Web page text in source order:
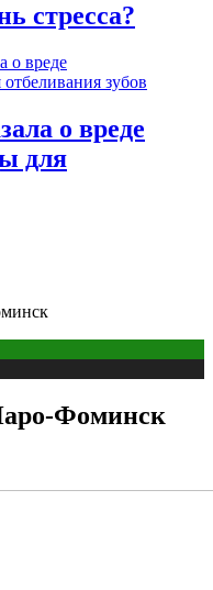
стресса?
о вреде
для
Фоминск